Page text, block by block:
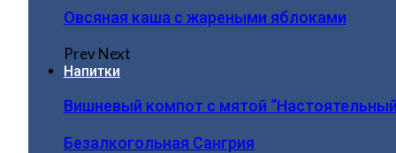
Овсяная каша с жареными яблоками
PrevNext
Напитки
Вишневый компот с мятой
Безалкогольная Сангрия